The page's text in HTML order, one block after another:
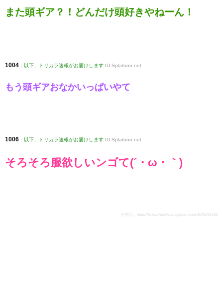
また頭ギア？！どんだけ頭好きやねーん！
1004 : 以下、トリカラ速報がお届けします ID:Splatoon.net
もう頭ギアおなかいっぱいやて
1006 : 以下、トリカラ速報がお届けします ID:Splatoon.net
そろそろ服欲しいンゴて(´・ω・｀)
引用元： https://2ch.sc/test/read.cgi/famicom/1675234210/